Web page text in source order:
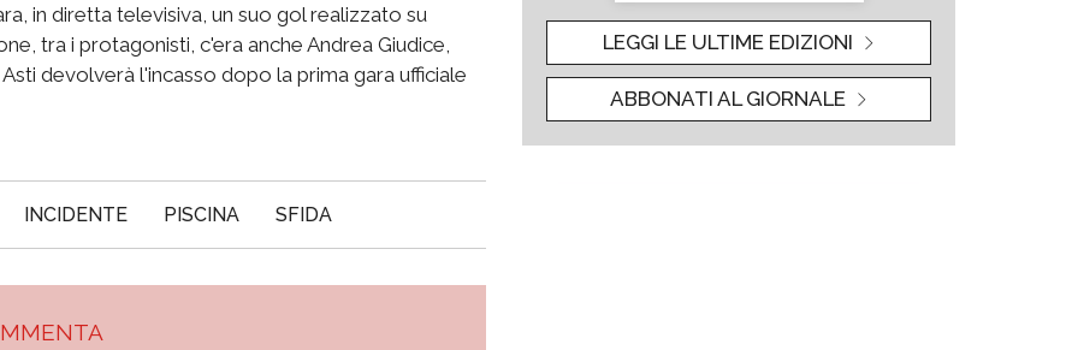
in diretta televisiva, un suo gol realizzato su
tra i protagonisti, c'era anche Andrea Giudice,
devolverà l'incasso dopo la prima gara ufficiale
INCIDENTE PISCINA SFIDA
LEGGI LE ULTIME EDIZIONI
ABBONATI AL GIORNALE